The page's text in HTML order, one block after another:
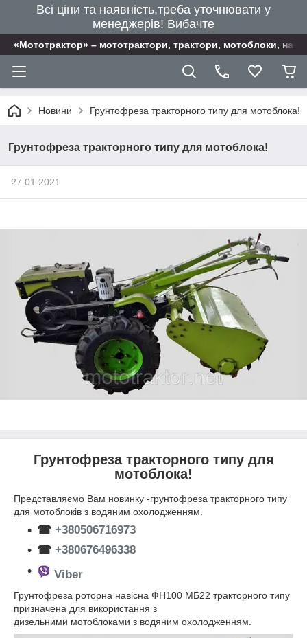
Всі ціни та наявність,треба уточнювати у
менеджерів! Вибачте
«Мототрактор» – мототрактори, трактори, мотоблоки,
Новини Грунтофреза тракторного типу для мотоблока!
Грунтофреза тракторного типу для мотоблока!
27.01.2021
Грунтофреза тракторного типу для
мотоблока!
Представляємо Вам новинку -грунтофреза тракторного типу
для мотоблоків з водяним охолодженням.
☎ +380506716973
☎ +380676496338
Viber
Грунтофреза роторна навісна ФН100 МБ22 тракторного типу
призначена для використання з
дизельними мотоблоками з водяним охолодженням.